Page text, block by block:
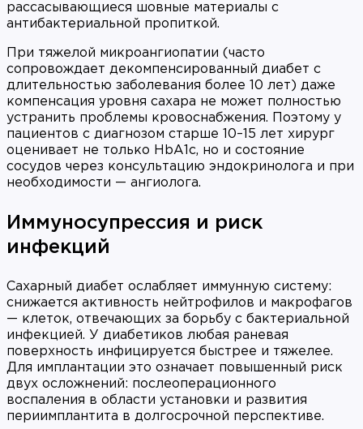
рассасывающиеся шовные материалы с
антибактериальной пропиткой.
При тяжелой микроангиопатии (часто
сопровождает декомпенсированный диабет с
длительностью заболевания более 10 лет) даже
компенсация уровня сахара не может полностью
устранить проблемы кровоснабжения. Поэтому у
пациентов с диагнозом старше 10–15 лет хирург
оценивает не только HbA1c, но и состояние
сосудов через консультацию эндокринолога и при
необходимости — ангиолога.
Иммуносупрессия и риск
инфекций
Сахарный диабет ослабляет иммунную систему:
снижается активность нейтрофилов и макрофагов
— клеток, отвечающих за борьбу с бактериальной
инфекцией. У диабетиков любая раневая
поверхность инфицируется быстрее и тяжелее.
Для имплантации это означает повышенный риск
двух осложнений: послеоперационного
воспаления в области установки и развития
периимплантита в долгосрочной перспективе.